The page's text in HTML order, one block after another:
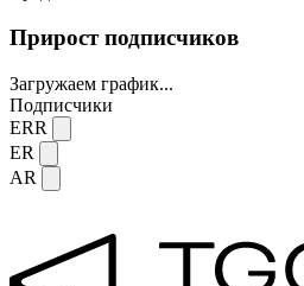
Прирост подписчиков
Загружаем график...
Подписчики
ERR
ER
AR